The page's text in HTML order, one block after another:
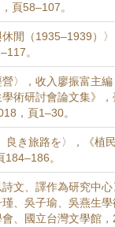
頁58–107。
休閒（1935–1939）
。
營〉，收入廖振富主
術研討會論文集》
，頁1–30。
良き旅路を〉，《植
。
詩文、譯作為研究中
、吳子瑜、吳燕生
、國立台灣文學館，